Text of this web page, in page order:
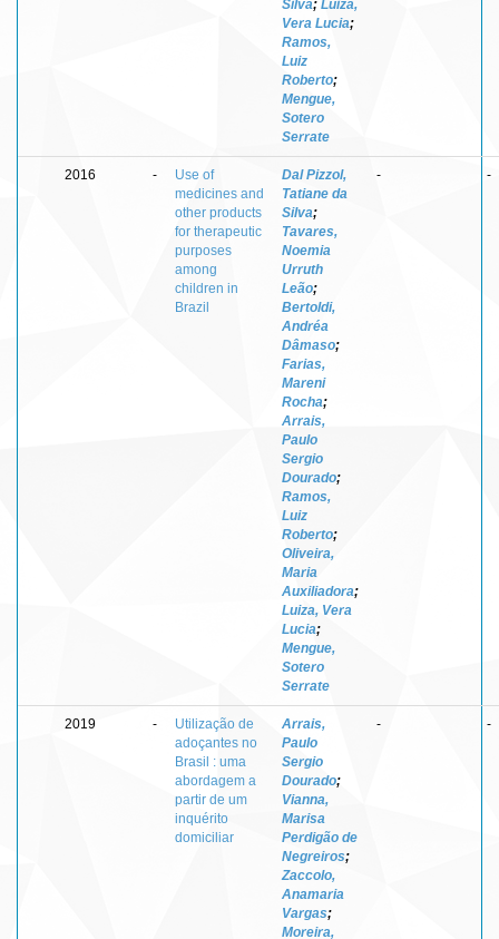
Silva; Luiza,
Vera Lucia;
Ramos,
Luiz
Roberto;
Mengue,
Sotero
Serrate
2016 -
Use of
medicines and
other products
for therapeutic
purposes
among
children in
Brazil
Dal Pizzol,
Tatiane da
Silva;
Tavares,
Noemia
Urruth
Leão;
Bertoldi,
Andréa
Dâmaso;
Farias,
Mareni
Rocha;
Arrais,
Paulo
Sergio
Dourado;
Ramos,
Luiz
Roberto;
Oliveira,
Maria
Auxiliadora;
Luiza, Vera
Lucia;
Mengue,
Sotero
Serrate
- -
2019 -
Utilização de
adoçantes no
Brasil : uma
abordagem a
partir de um
inquérito
domiciliar
Arrais,
Paulo
Sergio
Dourado;
Vianna,
Marisa
Perdigão de
Negreiros;
Zaccolo,
Anamaria
Vargas;
Moreira,
- -